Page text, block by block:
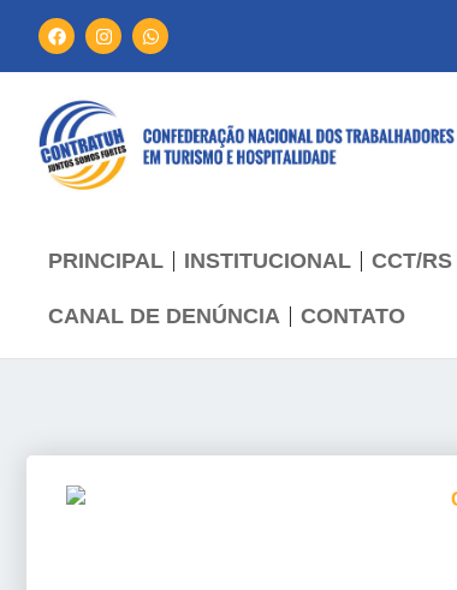
PRINCIPAL INSTITUCIONAL CCT/RS
CANAL DE DENÚNCIA CONTATO